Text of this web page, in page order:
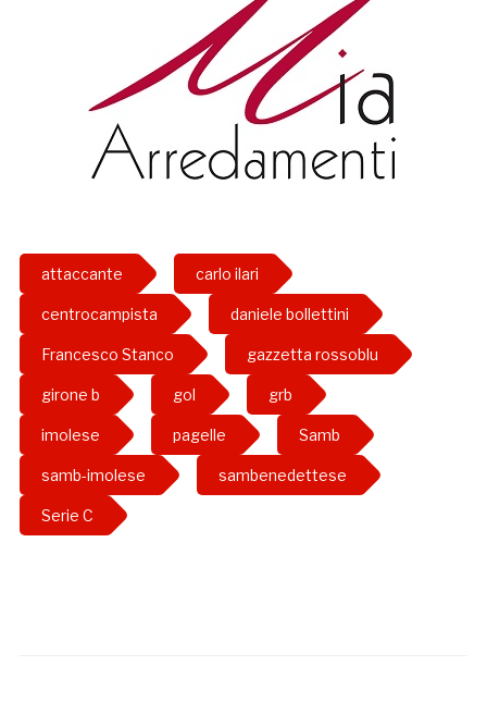
attaccante carlo ilari
centrocampista daniele bollettini
Francesco Stanco gazzetta rossoblu
girone b gol grb
imolese pagelle Samb
samb-imolese sambenedettese
Serie C